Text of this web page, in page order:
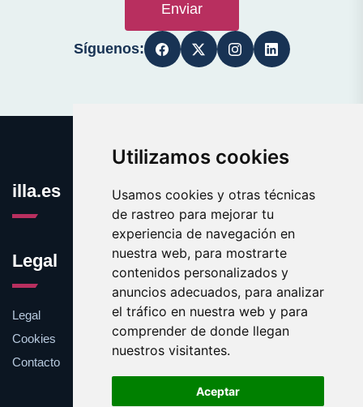
Utilizamos cookies
Usamos cookies y otras técnicas
de rastreo para mejorar tu
experiencia de navegación en
nuestra web, para mostrarte
contenidos personalizados y
anuncios adecuados, para analizar
el tráfico en nuestra web y para
comprender de donde llegan
nuestros visitantes.
Aceptar
Enviar
Síguenos:
illa.es
Legal
Legal
Cookies
Contacto